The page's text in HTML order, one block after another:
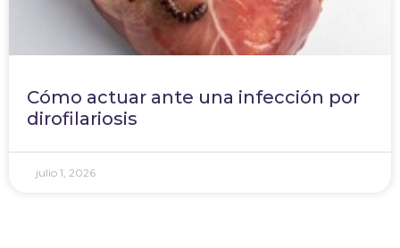
Cómo actuar ante una infección por
dirofilariosis
julio 1, 2026